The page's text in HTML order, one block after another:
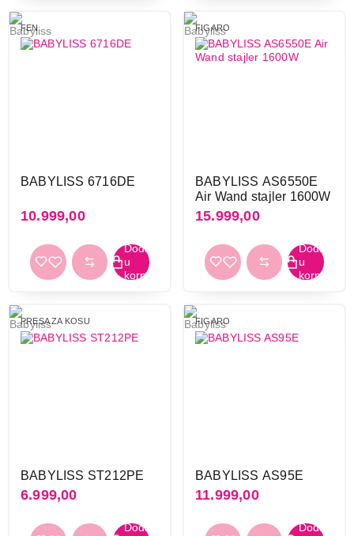
FEN
BABYLISS 6716DE
10.999,00
FIGARO
BABYLISS AS6550E
Air Wand stajler 1600W
15.999,00
PRESA ZA KOSU
BABYLISS ST212PE
6.999,00
FIGARO
BABYLISS AS95E
11.999,00
3.499,00
FIGARO
Nastavi kupovinu